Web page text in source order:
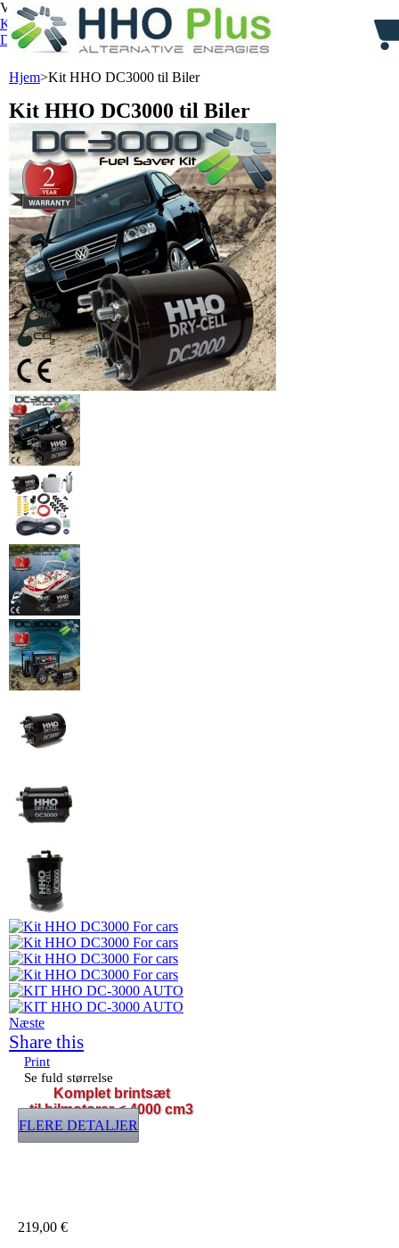
Velkommen,
Log ind
Kurv: 0 vare varer
(tom)
Din konto
Hjem>Kit HHO DC3000 til Biler
Kit HHO DC3000 til Biler
Næste
Share this
Print
Se fuld størrelse
Komplet brintsæt
til bilmotorer < 4000 cm3
FLERE DETALJER
219,00 €